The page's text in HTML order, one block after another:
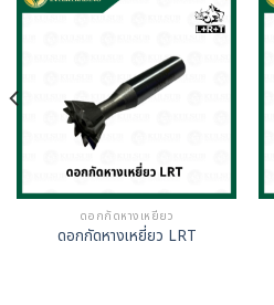
ดอกกัดหางเหยี่ยว
ดอกกัดหางเหยี่ยว LRT